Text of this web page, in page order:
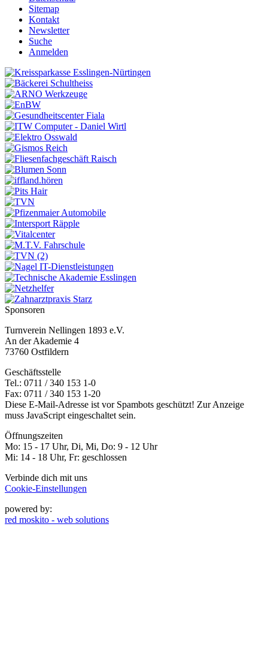
Sitemap
Kontakt
Newsletter
Suche
Anmelden
Sponsoren
Turnverein Nellingen 1893 e.V.
An der Akademie 4
73760 Ostfildern
Geschäftsstelle
Tel.: 0711 / 340 153 1-0
Fax: 0711 / 340 153 1-20
Diese E-Mail-Adresse ist vor Spambots geschützt! Zur Anzeige
muss JavaScript eingeschaltet sein.
Öffnungszeiten
Mo: 15 - 17 Uhr, Di, Mi, Do: 9 - 12 Uhr
Mi: 14 - 18 Uhr, Fr: geschlossen
Verbinde dich mit uns
Cookie-Einstellungen
powered by:
red moskito - web solutions